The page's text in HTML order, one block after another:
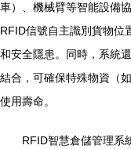
車）、機械臂等智能設備
RFID信號自主識別貨物位
和安全隱患。同時，系統
結合，可確保特殊物資（
使用壽命。
RFID智慧倉儲管理系